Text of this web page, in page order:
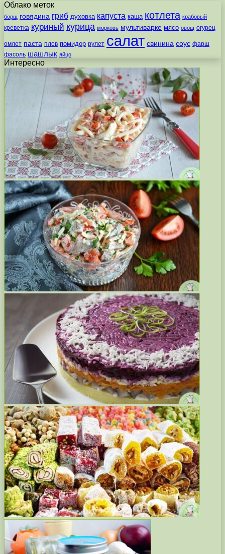
Облако меток
борщ говядина гриб духовка капуста каша котлета крабовый
креветка куриный курица морковь мультиварке мясо овощ огурец
омлет паста плов помидор рулет салат свинина соус фарш
фасоль шашлык яйцо
Интересно